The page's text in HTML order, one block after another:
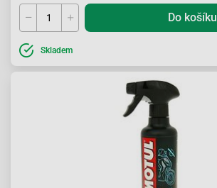
Do košíku
Skladem